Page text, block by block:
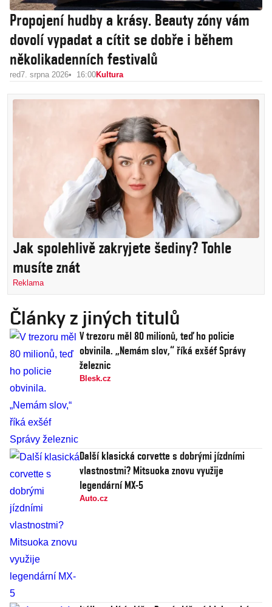
Propojení hudby a krásy. Beauty zóny vám
dovolí vypadat a cítit se dobře i během
několikadenních festivalů
red7. srpna 2026 16:00Kultura
Jak spolehlivě zakryjete šediny? Tohle
musíte znát
Reklama
Články z jiných titulů
V trezoru měl 80 milionů, teď ho policie
obvinila. „Nemám slov,“ říká exšéf Správy
železnic
Blesk.cz
Další klasická corvette s dobrými jízdními
vlastnostmi? Mitsuoka znovu využije
legendární MX-5
Auto.cz